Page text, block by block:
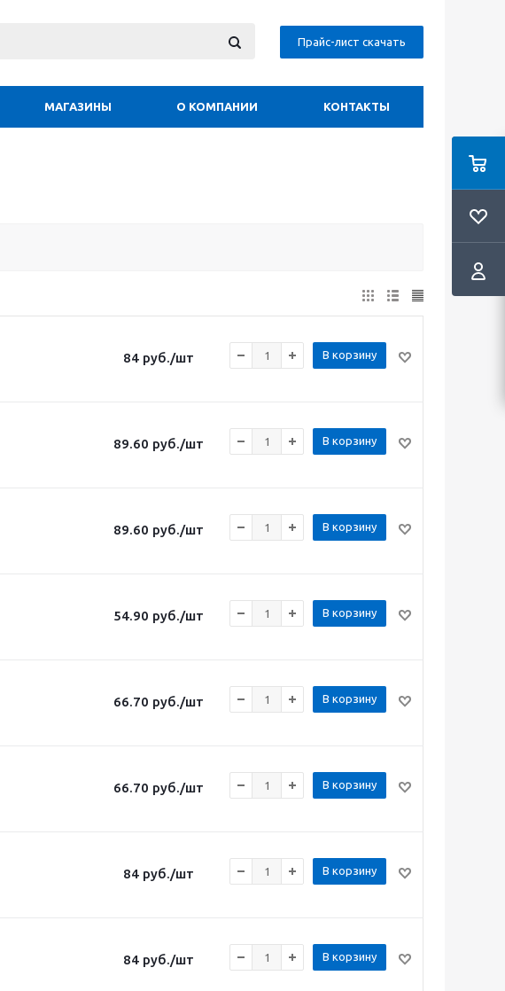
Прайс-лист скачать
МАГАЗИНЫ О КОМПАНИИ КОНТАКТЫ
84 руб./шт В корзину
89.60 руб./шт В корзину
89.60 руб./шт В корзину
54.90 руб./шт В корзину
66.70 руб./шт В корзину
66.70 руб./шт В корзину
84 руб./шт В корзину
84 руб./шт В корзину